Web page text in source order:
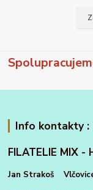
Info kontakty :
FILATELIE MIX -
Jan Strakoš